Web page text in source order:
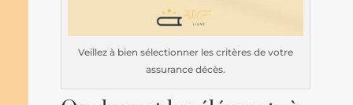
Veillez à bien sélectionner les critères de votre
assurance décès.